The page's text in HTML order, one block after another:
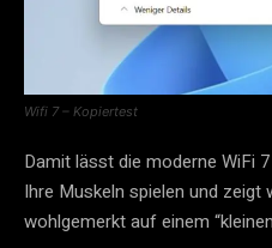
Wifi 7 – Kopiertest
Damit lässt die moderne WiFi
Ihre Muskeln spielen und zeigt
wohlgemerkt auf einem